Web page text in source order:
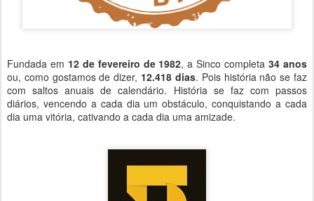
Fundada em 12 de fevereiro de 1982, a Sinco completa34 anos
ou, como gostamos de dizer, 12.418 dias. Pois história não se faz
com saltos anuais de calendário. História se faz com passos
diários, vencendo a cada dia um obstáculo, conquistando a cada
dia uma vitória, cativando a cada dia uma amizade.